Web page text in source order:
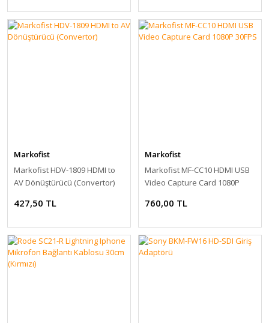
Markofist
Markofist HDV-1809 HDMI to
AV Dönüştürücü (Convertor)
427,50 TL
Markofist
Markofist MF-CC10 HDMI USB
Video Capture Card 1080P
760,00 TL